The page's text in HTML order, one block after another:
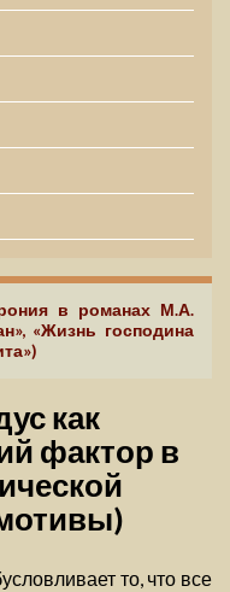
в романах М.А.
«Жизнь господина
как
фактор в
то, что все